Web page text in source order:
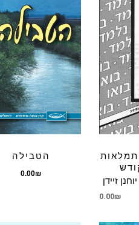
הטבילה
0.00₪
יוחנן זיידן
0.00₪